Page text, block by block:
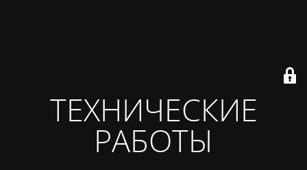
ТЕХНИЧЕСКИЕ
РАБОТЫ